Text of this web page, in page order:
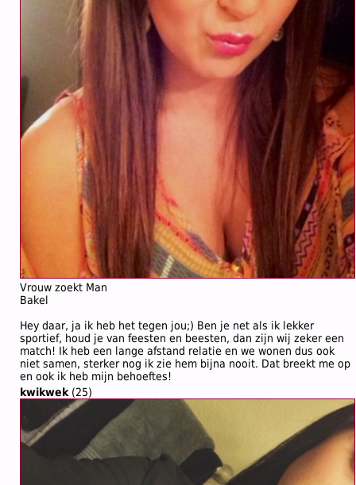
Vrouw zoekt Man
Bakel
Hey daar, ja ik heb het tegen jou;) Ben je net als ik lekker
sportief, houd je van feesten en beesten, dan zijn wij zeker een
match! Ik heb een lange afstand relatie en we wonen dus ook
niet samen, sterker nog ik zie hem bijna nooit. Dat breekt me op
en ook ik heb mijn behoeftes!
kwikwek (25)